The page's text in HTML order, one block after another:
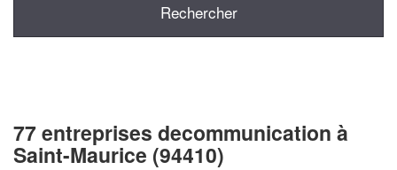
77 entreprises decommunication à
Saint-Maurice (94410)